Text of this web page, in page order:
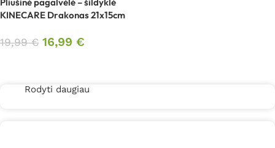
KINECARE Drakonas 21x15cm
19,99€ 16,99 €
Rodyti daugiau